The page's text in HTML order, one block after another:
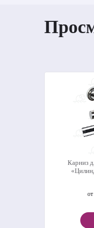
Карниз
от